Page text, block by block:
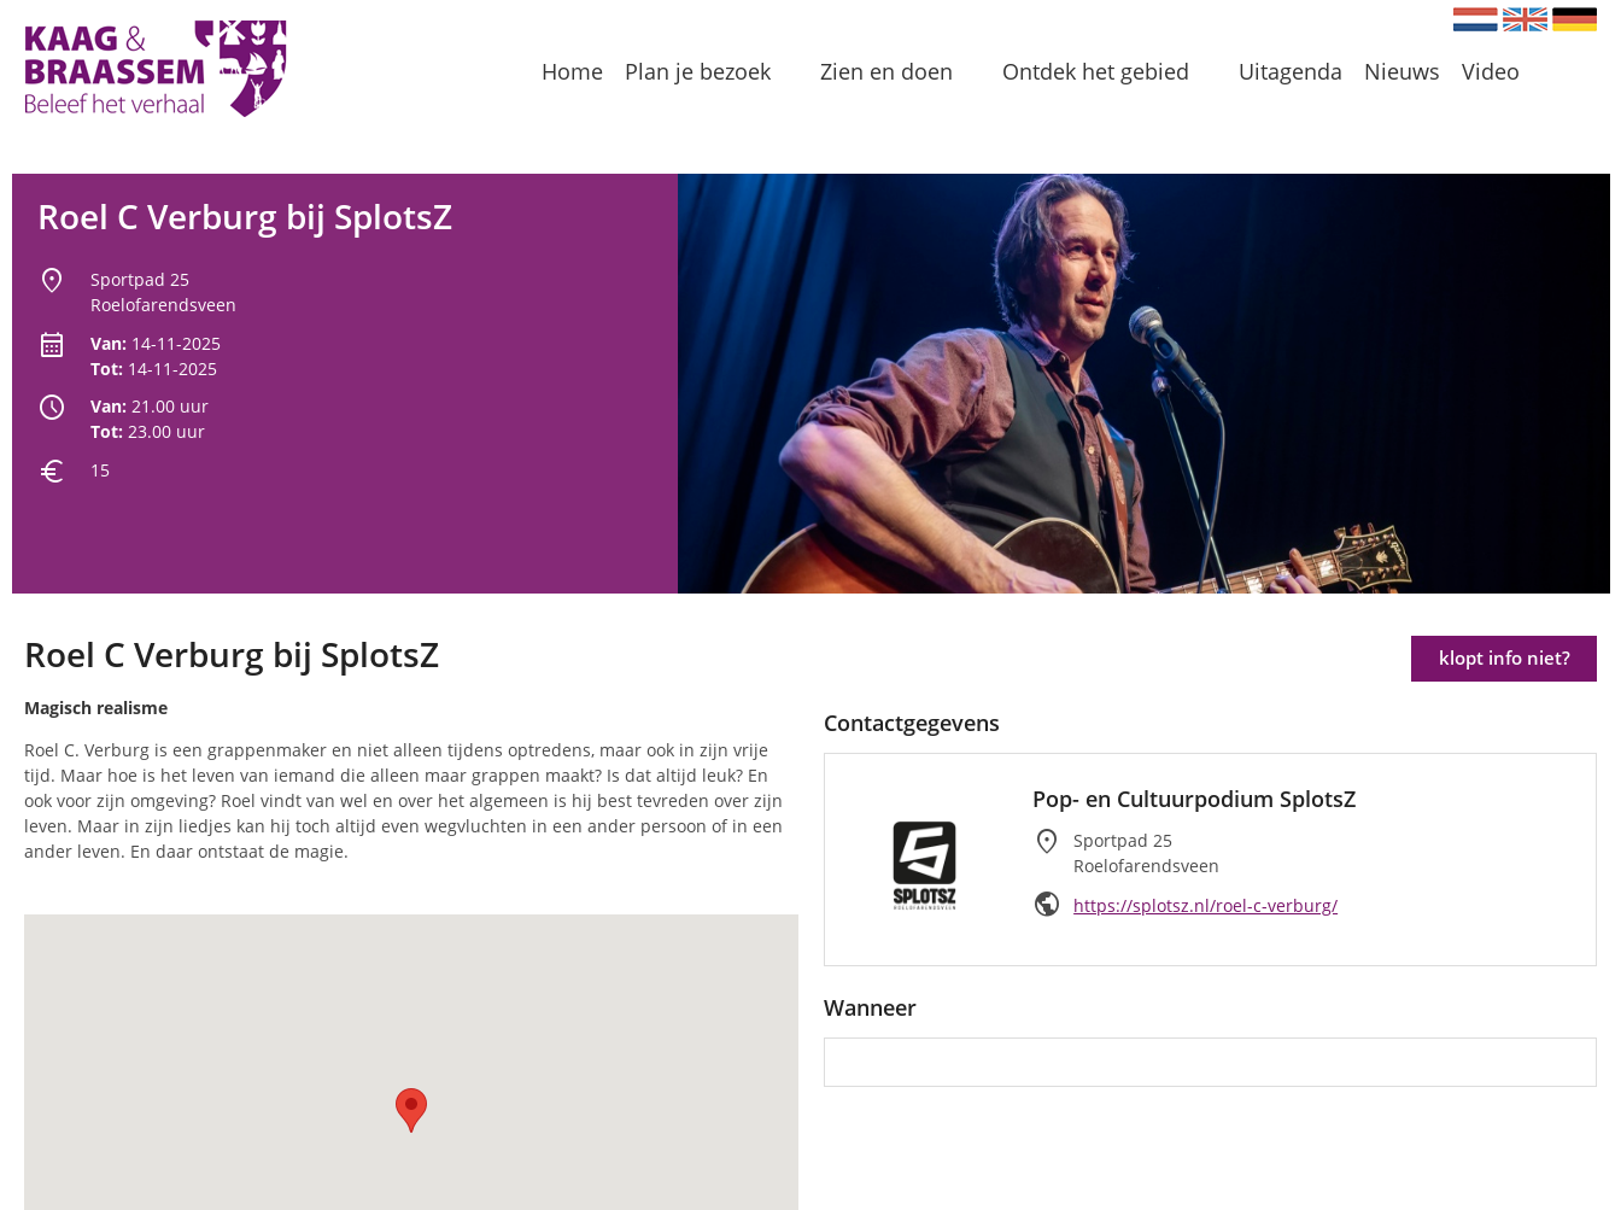
Nederlands
Engels
Home Plan je bezoek
Toeristeninformatie
Overnachten
Groepslocaties
Voorzieningen
Zien en doen
Bezienswaardigheden
Eten & Drinken
Routes
Streekproducten
Vermaak
Waterrecreatie
Ontdek het gebied
Meren en Plassen
Verhalen
In de omgeving
Lokale initiatieven
Uitagenda Nieuws Video
Roel C Verburg bij SplotsZ
location_on
Sportpad 25
Roelofarendsveen
calendar_month Van: 14-11-2025
Tot: 14-11-2025
schedule Van: 21.00 uur
Tot: 23.00 uur
euro 15
Roel C Verburg bij SplotsZ
Magisch realisme
Roel C. Verburg is een grappenmaker en niet alleen tijdens optredens, maar ook in zijn vrije
tijd. Maar hoe is het leven van iemand die alleen maar grappen maakt? Is dat altijd leuk? En
ook voor zijn omgeving? Roel vindt van wel en over het algemeen is hij best tevreden over zijn
leven. Maar in zijn liedjes kan hij toch altijd even wegvluchten in een ander persoon of in een
ander leven. En daar ontstaat de magie.
klopt info niet?
Contactgegevens
Pop- en Cultuurpodium SplotsZ
location_on
Sportpad 25
Roelofarendsveen
public https://splotsz.nl/roel-c-verburg/
Wanneer